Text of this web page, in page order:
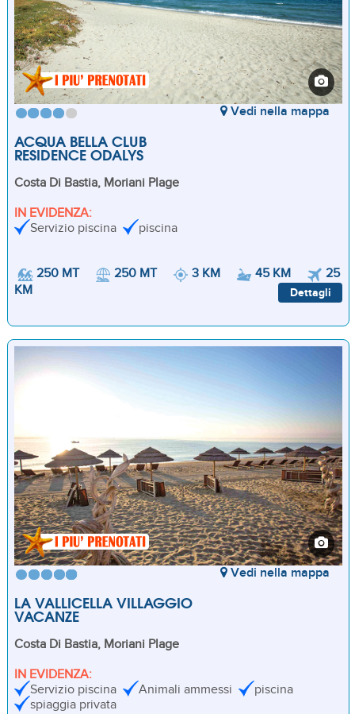
ACQUA BELLA CLUB
RESIDENCE ODALYS
Vedi nella mappa
Costa Di Bastia, Moriani Plage
IN EVIDENZA:
Servizio piscina
piscina
250 MT 250 MT 3 KM 45 KM
25
KM
Dettagli
LA VALLICELLA VILLAGGIO
VACANZE
Vedi nella mappa
Costa Di Bastia, Moriani Plage
IN EVIDENZA:
Servizio piscina
Animali ammessi
piscina
spiaggia privata